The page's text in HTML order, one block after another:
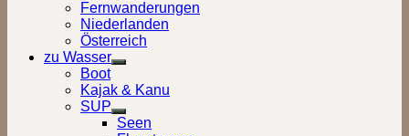
Fernwanderungen
Niederlanden
Österreich
zu Wasser
Show
sub
menu
Boot
Kajak & Kanu
SUP
Show
Seen